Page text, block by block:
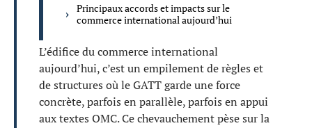
Principaux accords et impacts sur le
commerce international aujourd’hui
L’édifice du commerce international
aujourd’hui, c’est un empilement de règles et
de structures où le GATT garde une force
concrète, parfois en parallèle, parfois en appui
aux textes OMC. Ce chevauchement pèse sur la